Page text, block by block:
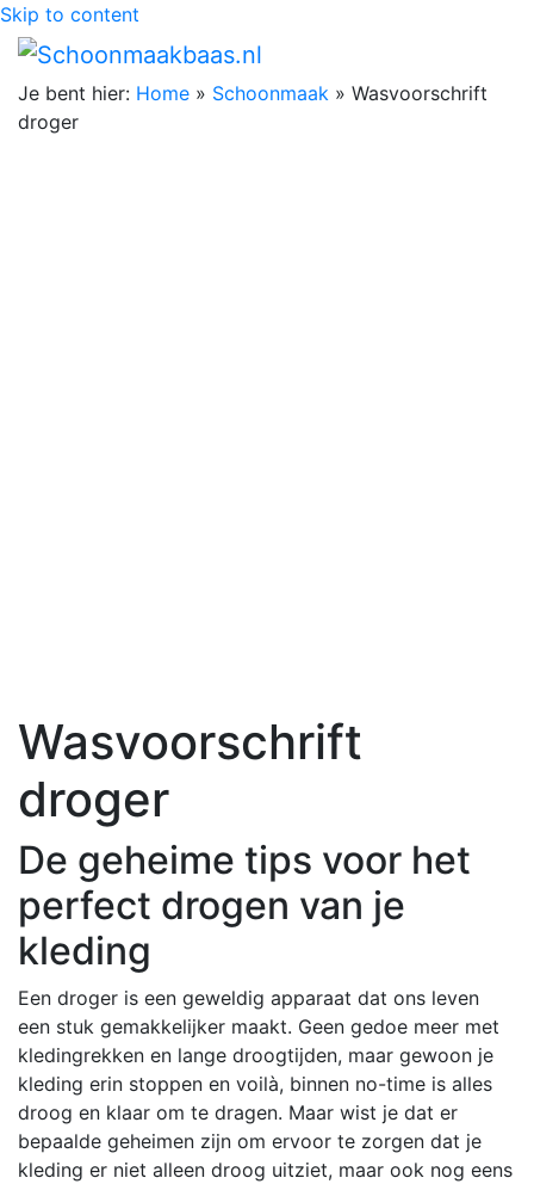
Skip to content
Je bent hier: Home » Schoonmaak » Wasvoorschrift
droger
Wasvoorschrift
droger
De geheime tips voor het
perfect drogen van je
kleding
Een droger is een geweldig apparaat dat ons leven
een stuk gemakkelijker maakt. Geen gedoe meer met
kledingrekken en lange droogtijden, maar gewoon je
kleding erin stoppen en voilà, binnen no-time is alles
droog en klaar om te dragen. Maar wist je dat er
bepaalde geheimen zijn om ervoor te zorgen dat je
kleding er niet alleen droog uitziet, maar ook nog eens